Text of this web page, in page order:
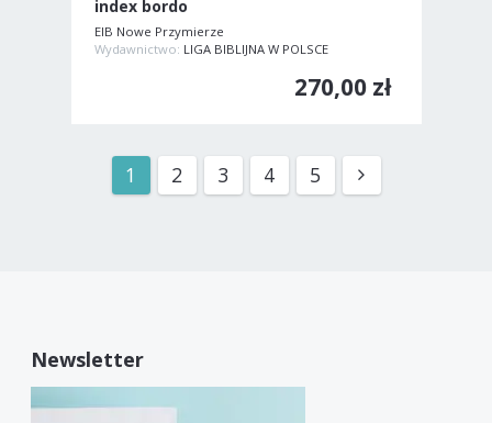
index bordo
EIB Nowe Przymierze
Wydawnictwo: LIGA BIBLIJNA W POLSCE
270,00 zł
1 2 3 4 5
Newsletter